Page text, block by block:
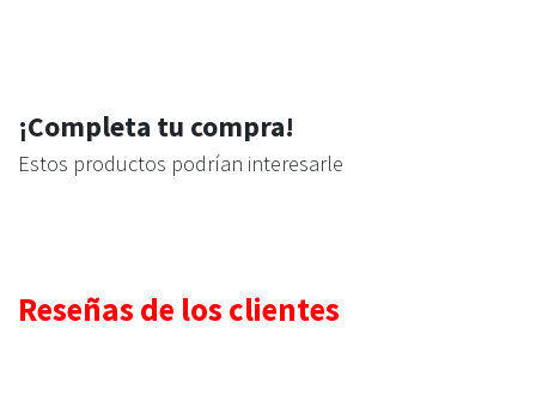
¡Completa tu compra!
Estos productos podrían interesarle
Reseñas de los clientes